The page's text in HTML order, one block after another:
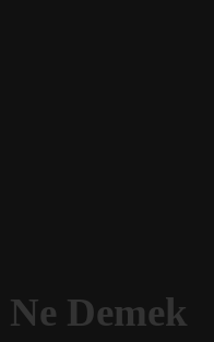
Demek